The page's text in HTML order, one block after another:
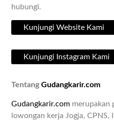
hubungi.
Kunjungi Website Kami
Kunjungi Instagram Kami
TentangGudangkarir.com
Gudangkarir.com merupakan
lowongan kerja Jogja,